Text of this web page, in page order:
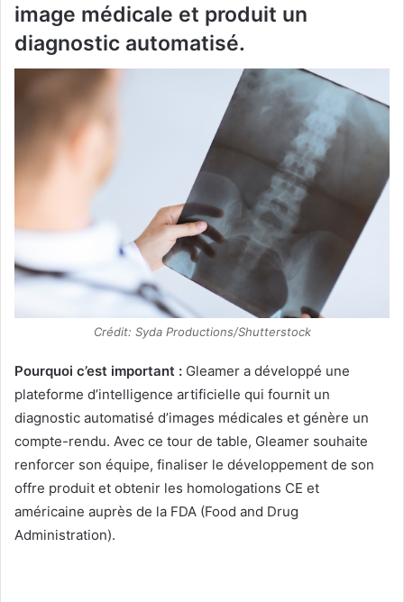
image médicale et produit un
diagnostic automatisé.
Crédit: Syda Productions/Shutterstock
Pourquoi c’est important : Gleamer a développé une
plateforme d’intelligence artificielle qui fournit un
diagnostic automatisé d’images médicales et génère un
compte-rendu. Avec ce tour de table, Gleamer souhaite
renforcer son équipe, finaliser le développement de son
offre produit et obtenir les homologations CE et
américaine auprès de la FDA (Food and Drug
Administration).